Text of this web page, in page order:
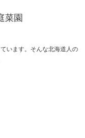
菜園
います。そんな北海道人の